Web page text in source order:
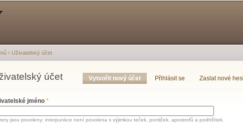
zde
› Uživatelský účet
účet
záložky Vytvořit nový účet (aktivní záložka)
Přihlásit se Zaslat nové
jméno *
jsou povoleny; interpunkce není povolena s výjimkou teček, pomlček, apostrofů a podtržítek.